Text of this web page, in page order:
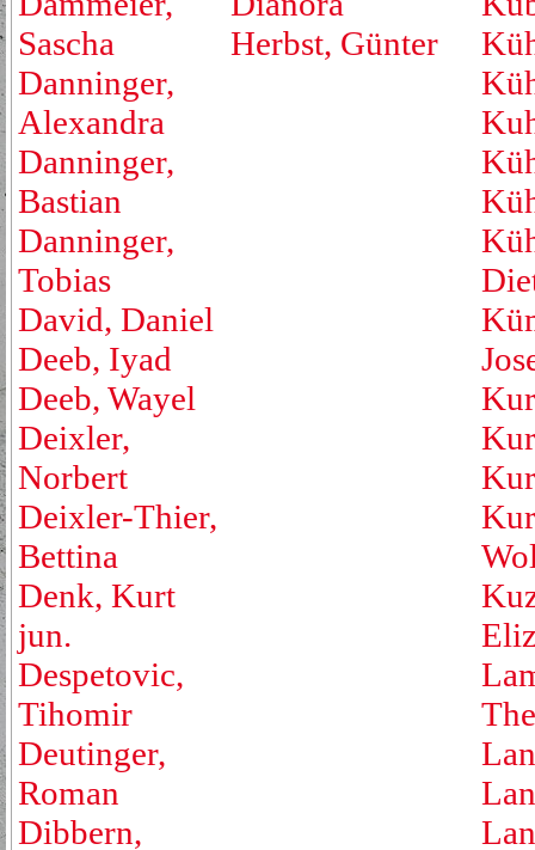
Sascha
Danninger,
Alexandra
Danninger,
Bastian
Danninger,
Tobias
David, Daniel
Deeb, Iyad
Deeb, Wayel
Deixler,
Norbert
Deixler-Thier,
Bettina
Denk, Kurt
jun.
Despetovic,
Tihomir
Deutinger,
Roman
Dibbern,
Herbst, Günter